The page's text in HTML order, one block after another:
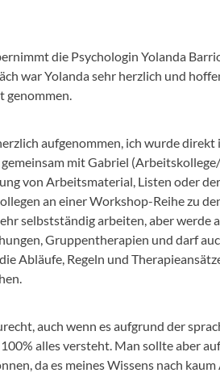
die Psychologin Yolanda
war Yolanda sehr herzlich und
genommen.
aufgenommen, ich wurde
mit Gabriel
von Arbeitsmaterial, Listen oder
an einer Workshop-Reihe zu
selbstständig arbeiten, aber werde
Gruppentherapien und darf
Abläufe, Regeln und
auch wenn es aufgrund der
alles versteht. Man sollte aber
da es meines Wissens nach